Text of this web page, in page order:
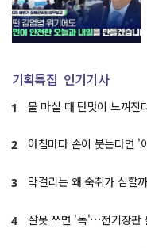
기획특집 인기기사
1 물 마실 때 단맛이 느껴진
2 아침마다 손이 붓는다면 '
3 막걸리는 왜 숙취가 심할
4 잘못 쓰면 '독'…전기장판